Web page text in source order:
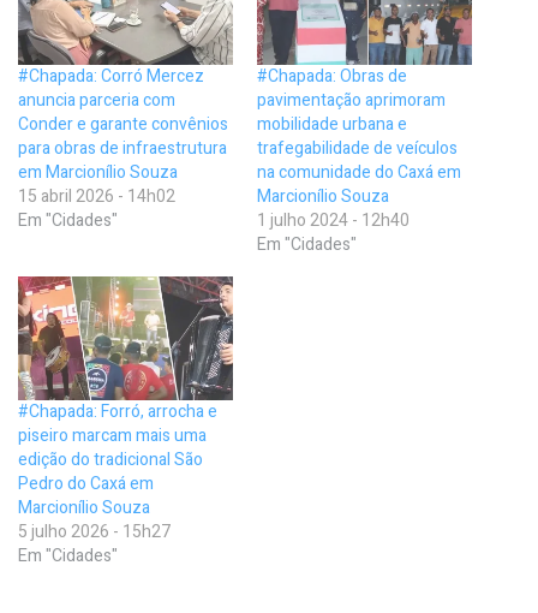
#Chapada: Corró Mercez
anuncia parceria com
Conder e garante convênios
para obras de infraestrutura
em Marcionílio Souza
15 abril 2026 - 14h02
Em "Cidades"
#Chapada: Obras de
pavimentação aprimoram
mobilidade urbana e
trafegabilidade de veículos
na comunidade do Caxá em
Marcionílio Souza
1 julho 2024 - 12h40
Em "Cidades"
#Chapada: Forró, arrocha e
piseiro marcam mais uma
edição do tradicional São
Pedro do Caxá em
Marcionílio Souza
5 julho 2026 - 15h27
Em "Cidades"